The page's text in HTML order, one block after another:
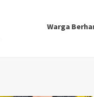
Warga